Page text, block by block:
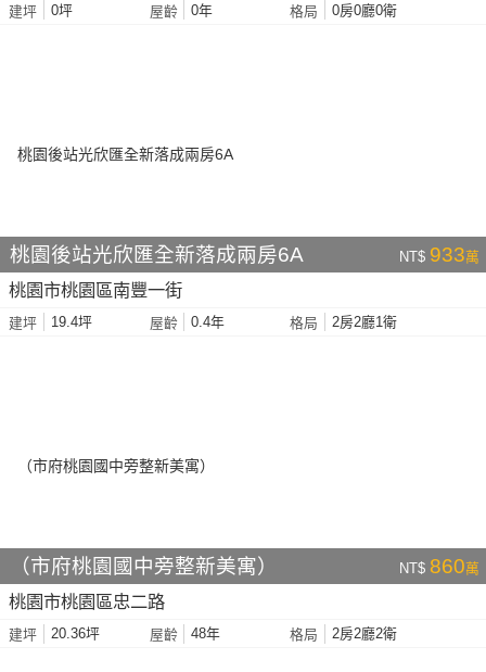
建坪 0坪 屋齡 0年 格局 0房0廳0衛
桃園後站光欣匯全新落成兩房6A NT$ 933萬
桃園市桃園區南豐一街
建坪 19.4坪 屋齡 0.4年 格局 2房2廳1衛
（市府桃園國中旁整新美寓） NT$ 860萬
桃園市桃園區忠二路
建坪 20.36坪 屋齡 48年 格局 2房2廳2衛